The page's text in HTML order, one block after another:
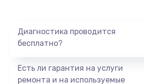
Диагностика проводится
бесплатно?
Есть ли гарантия на услуги
ремонта и на используемые